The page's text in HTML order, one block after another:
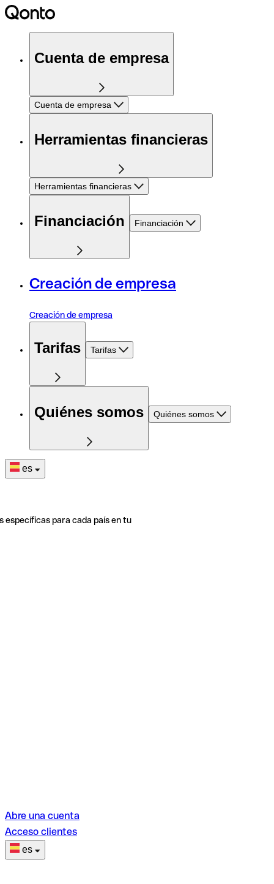
Cuenta de empresa
Cuenta de empresa
Herramientas financieras
Herramientas financieras
Financiación Financiación
Creación de empresa
Creación de empresa
Tarifas Tarifas
Quiénes somos Quiénes somos
es
específicas para cada país en tu
Abre una cuenta
Acceso clientes
es